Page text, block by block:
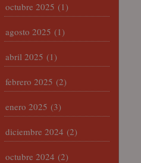
octubre 2025 (1)
agosto 2025 (1)
abril 2025 (1)
febrero 2025 (2)
enero 2025 (3)
diciembre 2024 (2)
octubre 2024 (2)